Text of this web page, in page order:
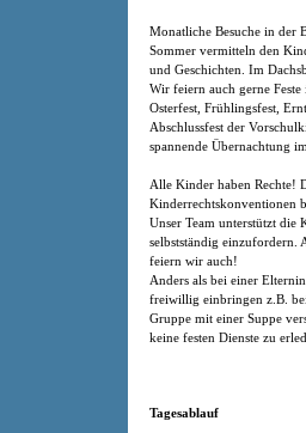
Monatliche Besuche in der
Sommer vermitteln den
und Geschichten. Im
Wir feiern auch gerne
Osterfest, Frühlingsfest,
Abschlussfest der
spannende Übernachtung
Alle Kinder haben Rechte!
Kinderrechtskonventionen
Unser Team unterstützt die
selbstständig einzufordern.
feiern wir auch!
Anders als bei einer
freiwillig einbringen z.B.
Gruppe mit einer Suppe
keine festen Dienste zu
Tagesablauf